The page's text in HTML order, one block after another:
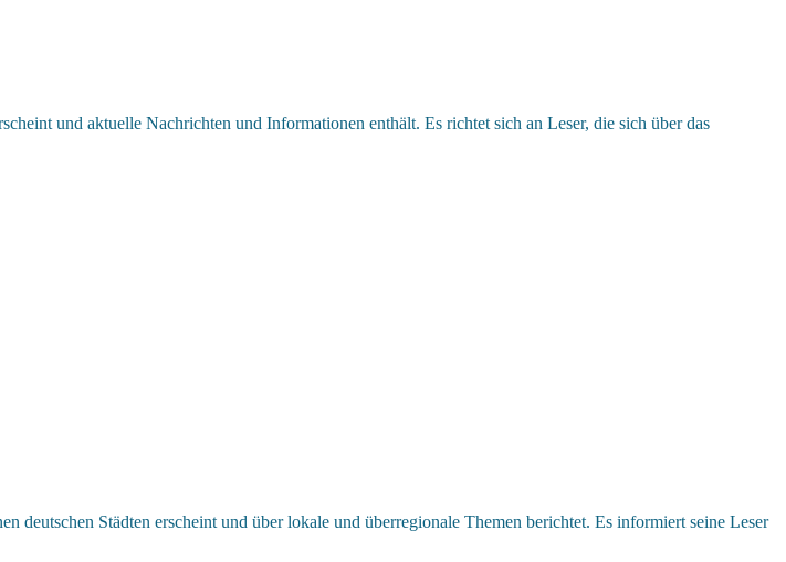
und aktuelle Nachrichten und Informationen enthält. Es richtet sich an Leser, die sich über das
Städten erscheint und über lokale und überregionale Themen berichtet. Es informiert seine Leser